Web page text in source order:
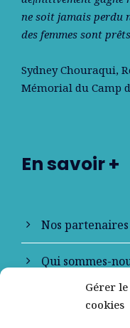
Gérer
cookies
ne soit jamais perdu
des femmes sont
Sydney Chouraqui,
Mémorial du Camp
En savoir +
Nos partenaires
Qui sommes-
Contactez-nous